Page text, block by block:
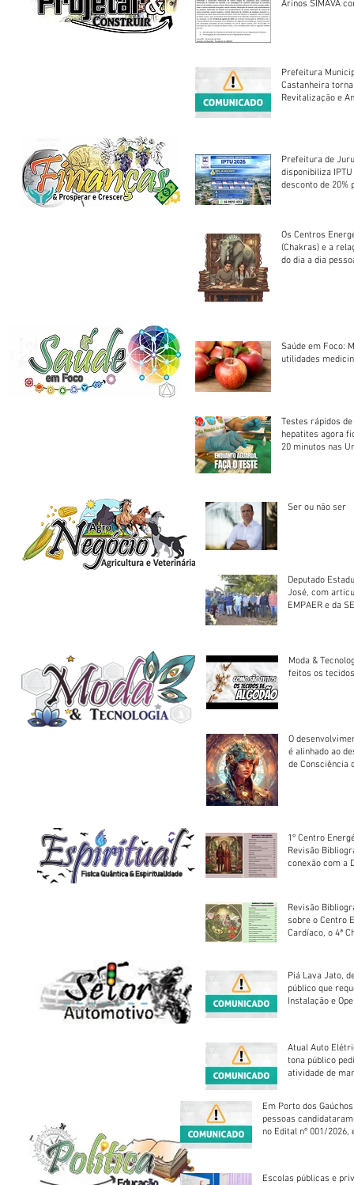
Arinos SIMAVA convoca à
Prefeitura
Castanheira
Revitalização e
Prefeitura de
disponibiliza
desconto de 20%
Os Centros
(Chakras) e a
do dia a dia
Saúde em Foco:
utilidades
Testes rápidos
hepatites agora
20 minutos nas
Ser ou não ser
Deputado
José, com
EMPAER e da
Moda &
feitos os
O
é alinhado ao
de Consciência
1º Centro
Revisão
conexão com a
Revisão
sobre o Centro
Cardíaco, o 4ª
Piá Lava Jato,
público que
Instalação e
Atual Auto
tona público
atividade de
Em Porto dos
pessoas
no Edital nº 001/2026,
Escolas públicas e